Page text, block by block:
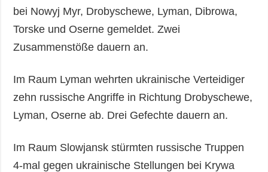
bei Nowyj Myr, Drobyschewe, Lyman, Dibrowa,
Torske und Oserne gemeldet. Zwei
Zusammenstöße dauern an.
Im Raum Lyman wehrten ukrainische Verteidiger
zehn russische Angriffe in Richtung Drobyschewe,
Lyman, Oserne ab. Drei Gefechte dauern an.
Im Raum Slowjansk stürmten russische Truppen
4-mal gegen ukrainische Stellungen bei Krywa